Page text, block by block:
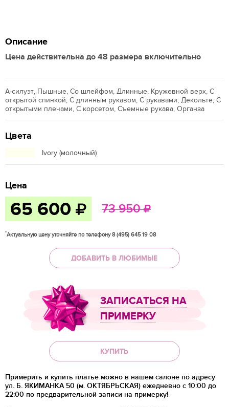
Описание
Цена действительна до 48 размера включительно
А-силуэт, Пышные, Со шлейфом, Длинные, Кружевной верх, С
открытой спинкой, С длинным рукавом, С рукавами, Декольте, С
открытыми плечами, С корсетом, Съемные рукава, Органза
Цвета
Ivory (молочный)
Цена
65 600 73 950
*Актуальную цену уточняйте по телефону 8 (495) 645 19 08
ДОБАВИТЬ В ЛЮБИМЫЕ
ЗАПИСАТЬСЯ НА
ПРИМЕРКУ
КУПИТЬ
Примерить и купить платье можно в нашем салоне по адресу
ул. Б. ЯКИМАНКА 50 (м. ОКТЯБРЬСКАЯ) ежедневно с 10:00 до
22:00 по предварительной записи на примерку!